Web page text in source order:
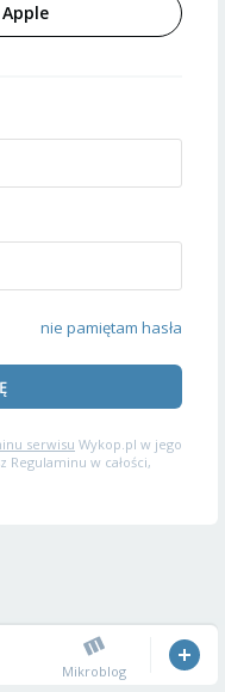
nie pamiętam hasła
serwisu Wykop.pl w jego
w całości,
Mikroblog